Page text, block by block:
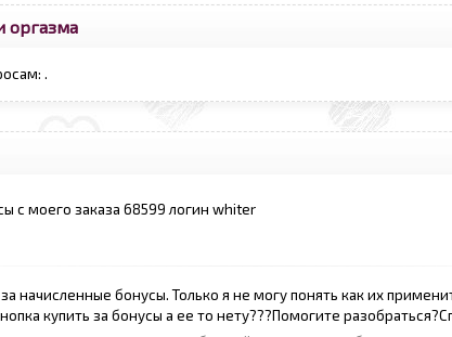
оргазма
.
с моего заказа 68599 логин whiter
начисленные бонусы. Только я не могу понять как их
купить за бонусы а ее то нету???Помогите